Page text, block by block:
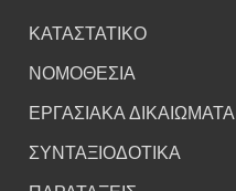
ΚΑΤΑΣΤΑΤΙΚΟ
ΝΟΜΟΘΕΣΙΑ
ΕΡΓΑΣΙΑΚΑ ΔΙΚΑΙΩΜΑΤΑ
ΣΥΝΤΑΞΙΟΔΟΤΙΚΑ